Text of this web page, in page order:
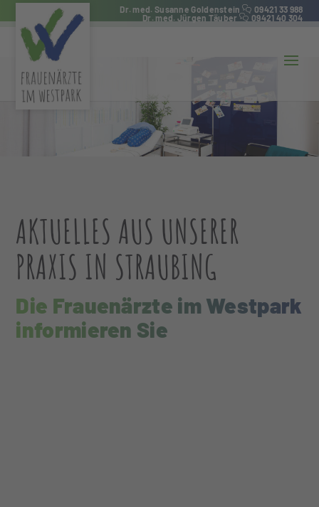
Dr. med. Susanne Goldenstein
09421 33 988
Dr. med. Jürgen Täuber
09421 40 304
AKTUELLES AUS UNSERER
PRAXIS IN STRAUBING
Die Frauenärzte im Westpark
informieren Sie